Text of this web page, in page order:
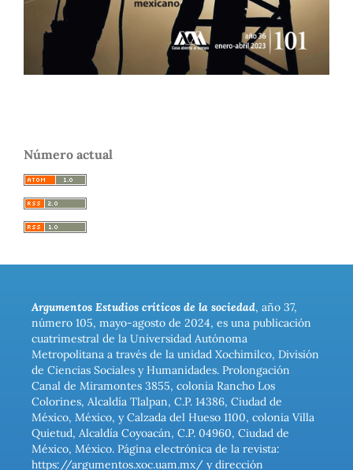
Número actual
Argumentos Estudios críticos de la sociedad, año 37,
número 105, mayo-agosto de 2024, es una publicación
cuatrimestral de la Universidad Autónoma
Metropolitana a través de la unidad Xochimilco, División
de Ciencias Sociales y Humanidades. Prolongación
Canal de Miramontes 3855, colonia Rancho Los
Colorines, Alcaldía Tlalpan, C.P. 14386, Ciudad de
México, México, y Calzada del Hueso 1100, colonia Villa
Quietud, Alcaldía Coyoacán, C.P. 04960, Ciudad de
México, México. Página electrónica de la revista:
https://argumentos.xoc.uam.mx/ y dirección